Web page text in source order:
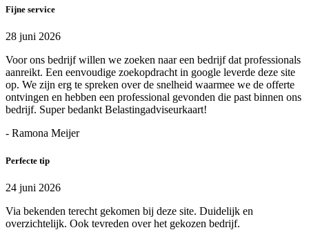
Fijne service
28 juni 2026
Voor ons bedrijf willen we zoeken naar een bedrijf dat professionals
aanreikt. Een eenvoudige zoekopdracht in google leverde deze site
op. We zijn erg te spreken over de snelheid waarmee we de offerte
ontvingen en hebben een professional gevonden die past binnen ons
bedrijf. Super bedankt Belastingadviseurkaart!
- Ramona Meijer
Perfecte tip
24 juni 2026
Via bekenden terecht gekomen bij deze site. Duidelijk en
overzichtelijk. Ook tevreden over het gekozen bedrijf.